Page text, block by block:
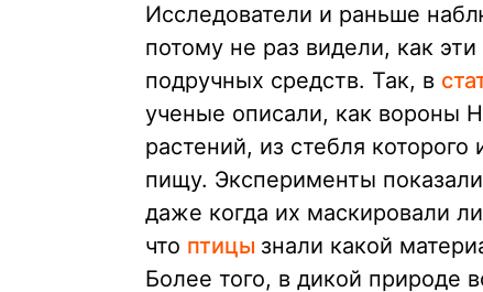
Исследователи и раньше
потому не раз видели, как
подручных средств. Так, в
ученые описали, как вороны
растений, из стебля
пищу. Эксперименты
даже когда их маскировали
что птицы знали какой
Более того, в дикой природе